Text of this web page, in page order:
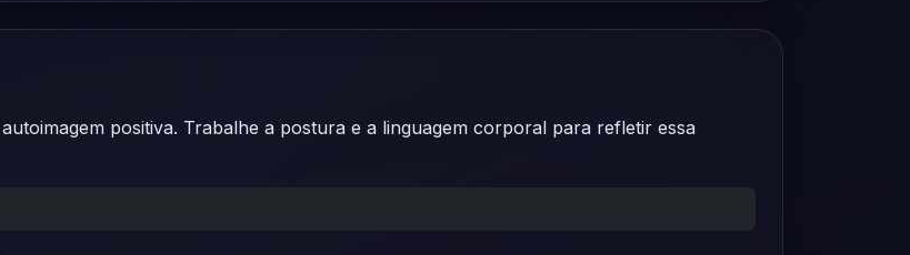
positiva. Trabalhe a postura e a linguagem corporal para refletir essa